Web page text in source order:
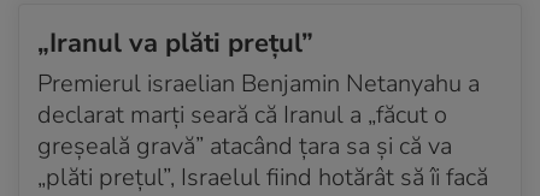
Acum 2 ani
Gardienii Revoluției: un răspuns la asasinarea
liderilor Hamas şi Hezbollah
Acum 2 ani
„Iranul va plăti prețul”
Premierul israelian Benjamin Netanyahu a
declarat marți seară că Iranul a „făcut o
greșeală gravă” atacând țara sa și că va
„plăti prețul”, Israelul fiind hotărât să îi facă